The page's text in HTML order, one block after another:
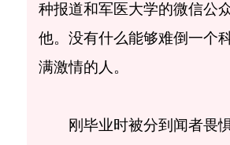
种报道和军医大学的微信公
他。没有什么能够难倒一个
满激情的人。
刚毕业时被分到闻者畏